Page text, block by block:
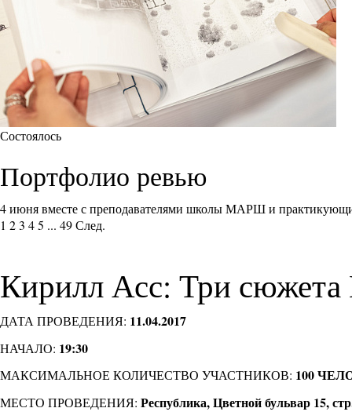
Состоялось
Портфолио ревью
4 июня вместе с преподавателями школы МАРШ и
1 23 45 ... 49След.
Кирилл Асс: Три
ДАТА ПРОВЕДЕНИЯ: 11.04.2017
НАЧАЛО: 19:30
МАКСИМАЛЬНОЕ КОЛИЧЕСТВО УЧАСТНИКОВ: 100
МЕСТО ПРОВЕДЕНИЯ: Республика, Цветной бульвар 15,